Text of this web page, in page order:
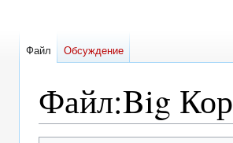
Файл:Big
Файл Обсуждение